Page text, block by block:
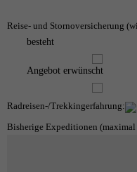
Reise- und Stornoversicherung
besteht
Angebot erwünscht
Radreisen-/Trekkingerfahrung:
Bisherige Expeditionen (maximal